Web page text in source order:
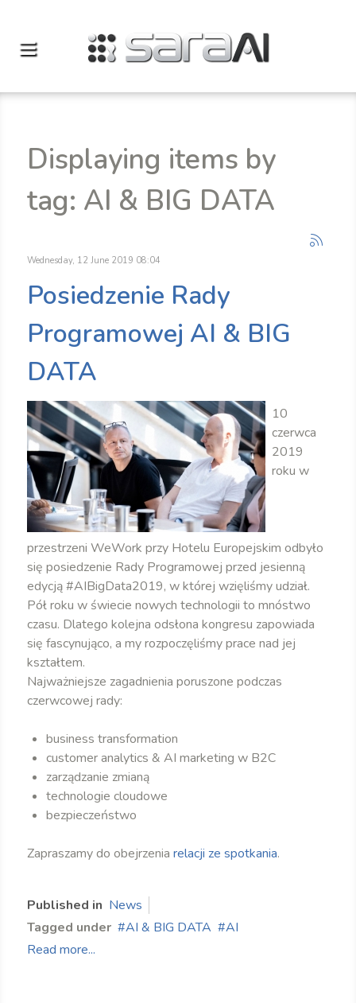
Displaying items by
tag: AI & BIG DATA
Wednesday, 12 June 2019 08:04
Posiedzenie Rady
Programowej AI & BIG
DATA
10
czerwca
2019
roku w
przestrzeni WeWork przy Hotelu Europejskim odbyło
się posiedzenie Rady Programowej przed jesienną
edycją #AIBigData2019, w której wzięliśmy udział.
Pół roku w świecie nowych technologii to mnóstwo
czasu. Dlatego kolejna odsłona kongresu zapowiada
się fascynująco, a my rozpoczęliśmy prace nad jej
kształtem.
Najważniejsze zagadnienia poruszone podczas
czerwcowej rady:
business transformation
customer analytics & AI marketing w B2C
zarządzanie zmianą
technologie cloudowe
bezpieczeństwo
Zapraszamy do obejrzenia relacji ze spotkania.
Published in News
Tagged under
AI & BIG DATA
AI
Read more...